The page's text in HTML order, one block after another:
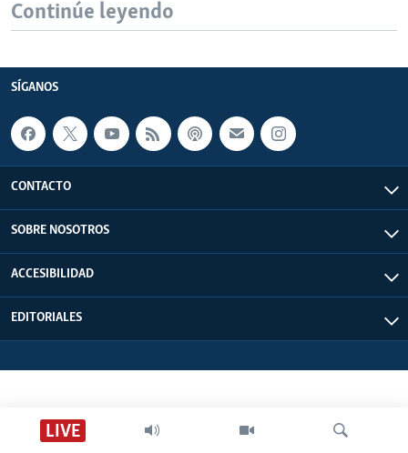
LIVE
Continúe leyendo
SÍGANOS
CONTACTO
SOBRE NOSOTROS
ACCESIBILIDAD
EDITORIALES